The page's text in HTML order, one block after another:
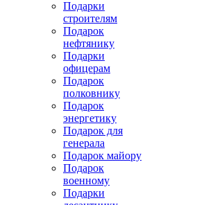
Подарки
строителям
Подарок
нефтянику
Подарки
офицерам
Подарок
полковнику
Подарок
энергетику
Подарок для
генерала
Подарок майору
Подарок
военному
Подарки